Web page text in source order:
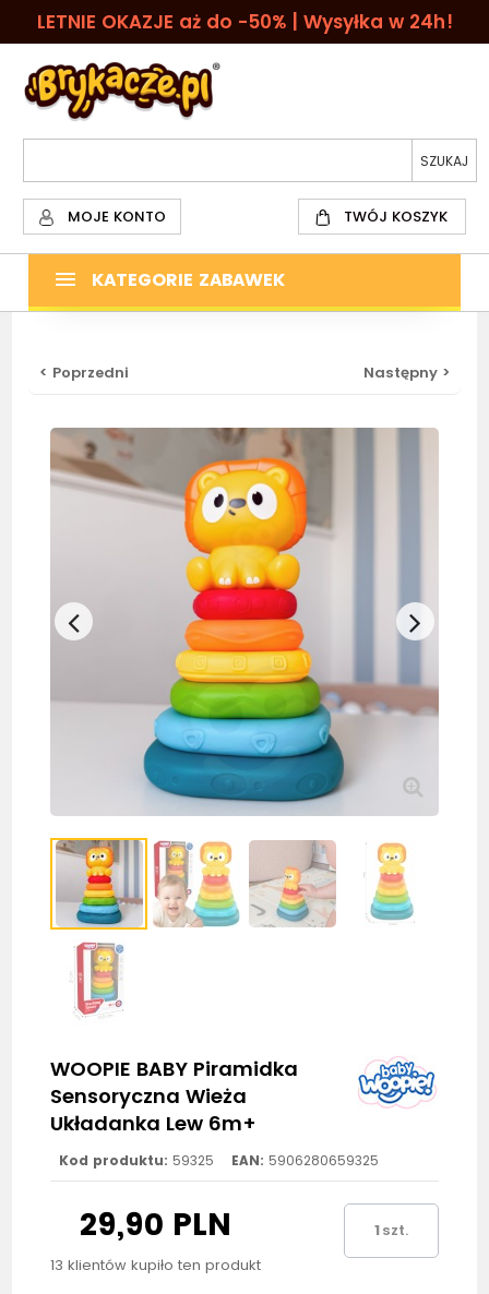
LETNIE OKAZJE aż do -50% | Wysyłka w 24h!
MOJE KONTO TWÓJ KOSZYK
KATEGORIE ZABAWEK
< Poprzedni Następny >
WOOPIE BABY Piramidka
Sensoryczna Wieża
Układanka Lew 6m+
Kod produktu: 59325 EAN: 5906280659325
29,90 PLN
13 klientów kupiło ten produkt
szt.